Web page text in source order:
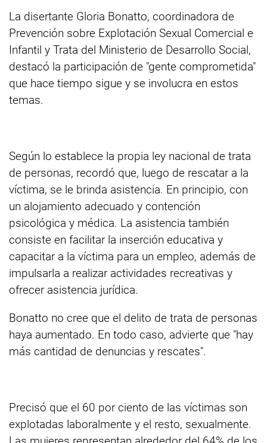
La disertante Gloria Bonatto, coordinadora de
Prevención sobre Explotación Sexual Comercial e
Infantil y Trata del Ministerio de Desarrollo Social,
destacó la participación de "gente comprometida"
que hace tiempo sigue y se involucra en estos
temas.
Según lo establece la propia ley nacional de trata
de personas, recordó que, luego de rescatar a la
víctima, se le brinda asistencia. En principio, con
un alojamiento adecuado y contención
psicológica y médica. La asistencia también
consiste en facilitar la inserción educativa y
capacitar a la víctima para un empleo, además de
impulsarla a realizar actividades recreativas y
ofrecer asistencia jurídica.
Bonatto no cree que el delito de trata de personas
haya aumentado. En todo caso, advierte que "hay
más cantidad de denuncias y rescates".
Precisó que el 60 por ciento de las víctimas son
explotadas laboralmente y el resto, sexualmente.